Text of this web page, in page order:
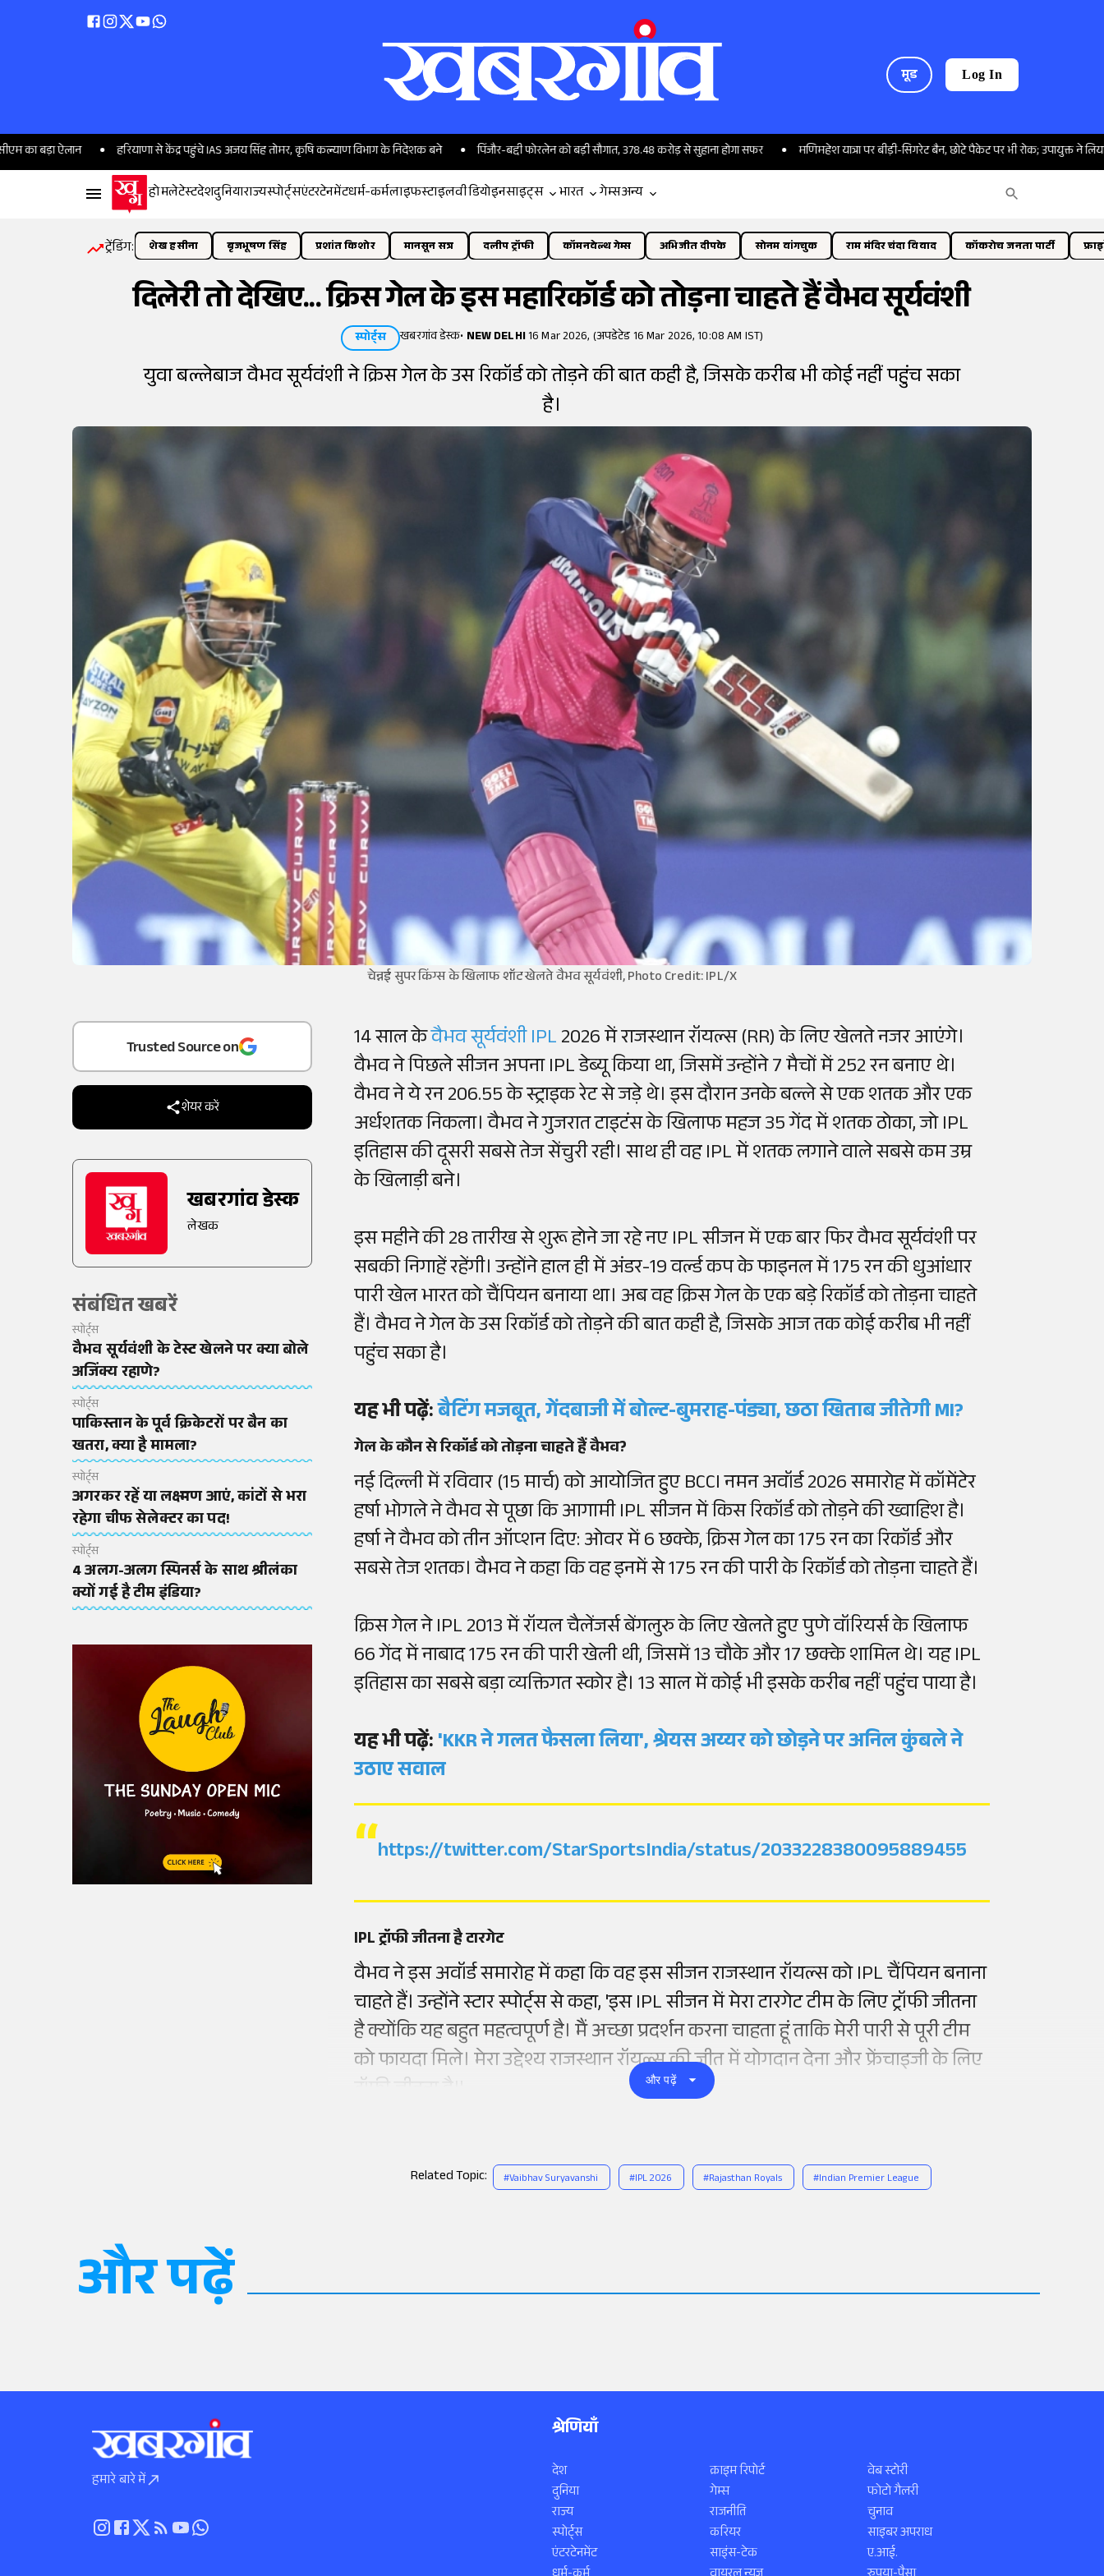
मूड Log In
ऐलान हरियाणा से केंद्र पहुंचे IAS अजय सिंह तोमर, कृषि कल्याण विभाग के निदेशक बने पिंजौर-बद्दी फोरलेन को बड़ी सौगात, 378.48 करोड़ से सुहाना होगा सफर मणिमहेश यात्रा पर बीड़ी-सिगरेट बैन, छोटे पैकेट पर भी रोक; उपायुक्त ने लिया जायजा
होमलेटेस्टदेशदुनियाराज्यस्पोर्ट्सएंटरटेनमेंटधर्म-कर्मलाइफस्टाइलवीडियोइनसाइट्स भारत गेम्सअन्य
ट्रेंडिंग: शेख हसीना बृजभूषण सिंह प्रशांत किशोर मानसून सत्र दलीप ट्रॉफी कॉमनवेल्थ गेम्स अभिजीत दीपके सोनम वांगचुक राम मंदिर चंदा विवाद कॉकरोच जनता पार्टी
दिलेरी तो देखिए... क्रिस गेल के इस महारिकॉर्ड को तोड़ना चाहते हैं वैभव सूर्यवंशी
स्पोर्ट्स खबरगांव डेस्क• NEW DELHI16 Mar 2026, (अपडेटेड 16 Mar 2026, 10:08 AM IST)
युवा बल्लेबाज वैभव सूर्यवंशी ने क्रिस गेल के उस रिकॉर्ड को तोड़ने की बात कही है, जिसके करीब भी कोई नहीं पहुंच सका
है।
चेन्नई सुपर किंग्स के खिलाफ शॉट खेलते वैभव सूर्यवंशी, Photo Credit: IPL/X
Trusted Source on
शेयर करें
खबरगांव डेस्क
लेखक
संबंधित खबरें
स्पोर्ट्स
वैभव सूर्यवंशी के टेस्ट खेलने पर क्या बोले
अजिंक्य रहाणे?
स्पोर्ट्स
पाकिस्तान के पूर्व क्रिकेटरों पर बैन का
खतरा, क्या है मामला?
स्पोर्ट्स
अगरकर रहें या लक्ष्मण आएं, कांटों से भरा
रहेगा चीफ सेलेक्टर का पद!
स्पोर्ट्स
4 अलग-अलग स्पिनर्स के साथ श्रीलंका
क्यों गई है टीम इंडिया?
14 साल केवैभव सूर्यवंशीIPL2026 में राजस्थान रॉयल्स (RR) के लिए खेलते नजर आएंगे।
वैभव ने पिछले सीजन अपना IPL डेब्यू किया था, जिसमें उन्होंने 7 मैचों में 252 रन बनाए थे।
वैभव ने ये रन 206.55 के स्ट्राइक रेट से जड़े थे। इस दौरान उनके बल्ले से एक शतक और एक
अर्धशतक निकला। वैभव ने गुजरात टाइटंस के खिलाफ महज 35 गेंद में शतक ठोका, जो IPL
इतिहास की दूसरी सबसे तेज सेंचुरी रही। साथ ही वह IPL में शतक लगाने वाले सबसे कम उम्र
के खिलाड़ी बने।
इस महीने की 28 तारीख से शुरू होने जा रहे नए IPL सीजन में एक बार फिर वैभव सूर्यवंशी पर
सबकी निगाहें रहेंगी। उन्होंने हाल ही में अंडर-19 वर्ल्ड कप के फाइनल में 175 रन की धुआंधार
पारी खेल भारत को चैंपियन बनाया था। अब वह क्रिस गेल के एक बड़े रिकॉर्ड को तोड़ना चाहते
हैं। वैभव ने गेल के उस रिकॉर्ड को तोड़ने की बात कही है, जिसके आज तक कोई करीब भी नहीं
पहुंच सका है।
यह भी पढ़ें:बैटिंग मजबूत, गेंदबाजी में बोल्ट-बुमराह-पंड्या, छठा खिताब जीतेगी MI?
गेल के कौन से रिकॉर्ड को तोड़ना चाहते हैं वैभव?
नई दिल्ली में रविवार (15 मार्च) को आयोजित हुए BCCI नमन अवॉर्ड 2026 समारोह में कॉमेंटेर
हर्षा भोगले ने वैभव से पूछा कि आगामी IPL सीजन में किस रिकॉर्ड को तोड़ने की ख्वाहिश है।
हर्षा ने वैभव को तीन ऑप्शन दिए: ओवर में 6 छक्के, क्रिस गेल का 175 रन का रिकॉर्ड और
सबसे तेज शतक। वैभव ने कहा कि वह इनमें से 175 रन की पारी के रिकॉर्ड को तोड़ना चाहते हैं।
क्रिस गेल ने IPL 2013 में रॉयल चैलेंजर्स बेंगलुरु के लिए खेलते हुए पुणे वॉरियर्स के खिलाफ
66 गेंद में नाबाद 175 रन की पारी खेली थी, जिसमें 13 चौके और 17 छक्के शामिल थे। यह IPL
इतिहास का सबसे बड़ा व्यक्तिगत स्कोर है। 13 साल में कोई भी इसके करीब नहीं पहुंच पाया है।
यह भी पढ़ें:'KKR ने गलत फैसला लिया', श्रेयस अय्यर को छोड़ने पर अनिल कुंबले ने
उठाए सवाल
https://twitter.com/StarSportsIndia/status/2033228380095889455
IPL ट्रॉफी जीतना है टारगेट
वैभव ने इस अवॉर्ड समारोह में कहा कि वह इस सीजन राजस्थान रॉयल्स को IPL चैंपियन बनाना
चाहते हैं। उन्होंने स्टार स्पोर्ट्स से कहा, 'इस IPL सीजन में मेरा टारगेट टीम के लिए ट्रॉफी जीतना
है क्योंकि यह बहुत महत्वपूर्ण है। मैं अच्छा प्रदर्शन करना चाहता हूं ताकि मेरी पारी से पूरी टीम
को फायदा मिले। मेरा उद्देश्य राजस्थान रॉयल्स की जीत में योगदान देना और फ्रेंचाइजी के लिए
और पढ़ें
Related Topic: #Vaibhav Suryavanshi #IPL 2026 #Rajasthan Royals #Indian Premier League
और पढ़ें
हमारे बारे में
श्रेणियाँ
देश
दुनिया
राज्य
स्पोर्ट्स
एंटरटेनमेंट
क्राइम रिपोर्ट
गेम्स
राजनीति
करियर
साइंस-टेक
वेब स्टोरी
फोटो गैलरी
चुनाव
साइबर अपराध
ए.आई.